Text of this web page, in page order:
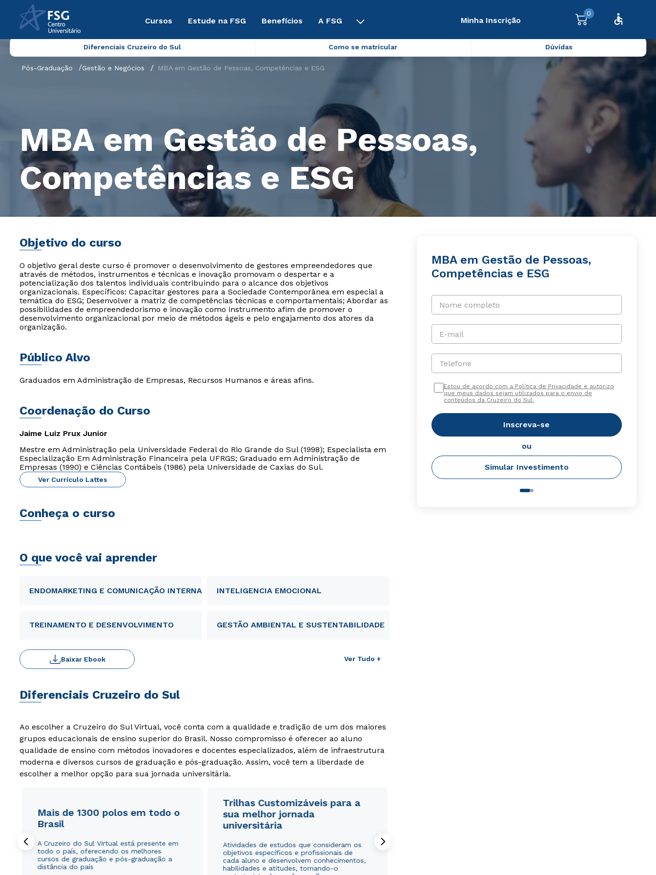
Cursos Estude na FSG Benefícios A FSG Minha Inscrição
0
Diferenciais Cruzeiro do Sul Como se matricular Dúvidas
Pós-Graduação Gestão e Negócios MBA em Gestão de Pessoas, Competências e ESG
MBA em Gestão de Pessoas,
Competências e ESG
Objetivo do curso
O objetivo geral deste curso é promover o desenvolvimento de gestores empreendedores que
através de métodos, instrumentos e técnicas e inovação promovam o despertar e a
potencialização dos talentos individuais contribuindo para o alcance dos objetivos
organizacionais. Específicos: Capacitar gestores para a Sociedade Contemporânea em especial a
temática do ESG; Desenvolver a matriz de competências técnicas e comportamentais; Abordar as
possibilidades de empreendedorismo e inovação como instrumento afim de promover o
desenvolvimento organizacional por meio de métodos ágeis e pelo engajamento dos atores da
organização.
Público Alvo
Graduados em Administração de Empresas, Recursos Humanos e áreas afins.
Coordenação do Curso
Jaime Luiz Prux Junior
Mestre em Administração pela Universidade Federal do Rio Grande do Sul (1998); Especialista em
Especialização Em Administração Financeira pela UFRGS; Graduado em Administração de
Empresas (1990) e Ciências Contábeis (1986) pela Universidade de Caxias do Sul.
Ver Currículo Lattes
Conheça o curso
O que você vai aprender
ENDOMARKETING E COMUNICAÇÃO INTERNA INTELIGENCIA EMOCIONAL
TREINAMENTO E DESENVOLVIMENTO GESTÃO AMBIENTAL E SUSTENTABILIDADE
Ver Tudo +
Baixar Ebook
Diferenciais Cruzeiro do Sul
Ao escolher a Cruzeiro do Sul Virtual, você conta com a qualidade e tradição de um dos maiores
grupos educacionais de ensino superior do Brasil. Nosso compromisso é oferecer ao aluno
qualidade de ensino com métodos inovadores e docentes especializados, além de infraestrutura
moderna e diversos cursos de graduação e pós-graduação. Assim, você tem a liberdade de
escolher a melhor opção para sua jornada universitária.
Mais de 1300 polos em todo o
Brasil
A Cruzeiro do Sul Virtual está presente em
todo o país, oferecendo os melhores
cursos de graduação e pós-graduação a
distância do país
Trilhas Customizáveis para a
sua melhor jornada
universitária
Atividades de estudos que consideram os
objetivos específicos e profissionais de
cada aluno e desenvolvem conhecimentos,
habilidades e atitudes, tornando-o
MBA em Gestão de Pessoas,
Competências e ESG
Nome completo
E-mail
Telefone
Estou de acordo com a Política de Privacidade e autorizo
que meus dados sejam utilizados para o envio de
conteúdos da Cruzeiro do Sul.
Inscreva-se
ou
Simular Investimento